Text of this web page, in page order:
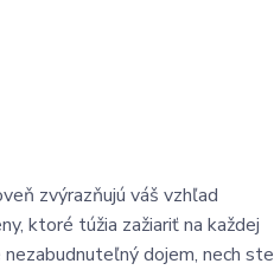
zvýrazňujú váš vzhľad
ktoré túžia zažiariť na každej
dojem, nech ste